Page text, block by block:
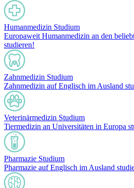
Humanmedizin Studium
Europaweit Humanmedizin an den
studieren!
Zahnmedizin Studium
Zahnmedizin auf Englisch im Ausland
Veterinärmedizin Studium
Tiermedizin an Universitäten in Europa
Pharmazie Studium
Pharmazie auf Englisch im Ausland